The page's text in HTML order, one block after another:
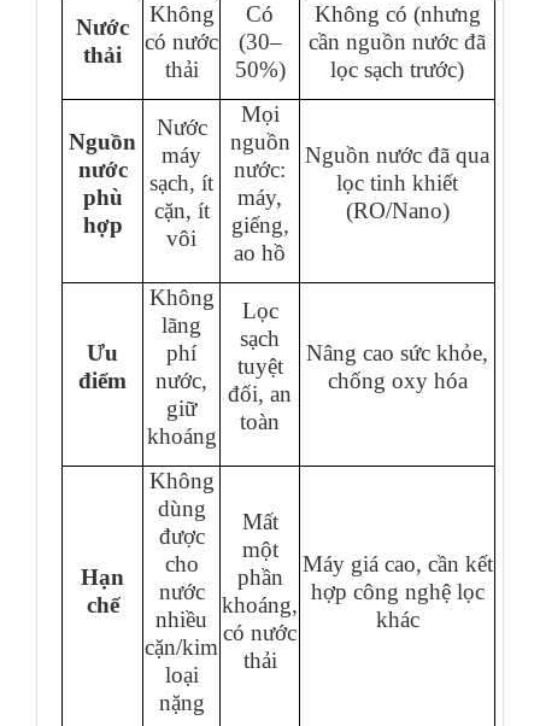
Nước
thải
Không
có nước
thải
Có
(30–
50%)
Không có (nhưng
cần nguồn nước đã
lọc sạch trước)
Nguồn
nước
phù
hợp
Nước
máy
sạch, ít
cặn, ít
vôi
Mọi
nguồn
nước:
máy,
giếng,
ao hồ
Nguồn nước đã qua
lọc tinh khiết
(RO/Nano)
Ưu
điểm
Không
lãng
phí
nước,
giữ
khoáng
Lọc
sạch
tuyệt
đối, an
toàn
Nâng cao sức khỏe,
chống oxy hóa
Hạn
chế
Không
dùng
được
cho
nước
nhiều
cặn/kim
loại
nặng
Mất
một
phần
khoáng,
có nước
thải
Máy giá cao, cần kết
hợp công nghệ lọc
khác